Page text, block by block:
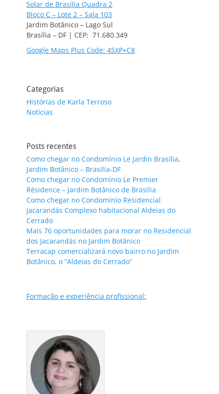
Solar de Brasília Quadra 2
Bloco C – Lote 2 – Sala 103
Jardim Botânico – Lago Sul
Brasília – DF | CEP: 71.680.349
Google Maps Plus Code: 45XP+C8
Categorias
Histórias de Karla Terroso
Notícias
Posts recentes
Como chegar no Condomínio Le Jardin Brasília,
Jardim Botânico – Brasília-DF
Como chegar no Condomínio Le Premier
Résidence – Jardim Botânico de Brasília
Como chegar no Condomínio Residencial
Jacarandás Complexo habitacional Aldeias do
Cerrado
Mais 76 oportunidades para morar no Residencial
dos Jacarandás no Jardim Botânico
Terracap comercializará novo bairro no Jardim
Botânico, o “Aldeias do Cerrado”
Formação e experiência profissional: